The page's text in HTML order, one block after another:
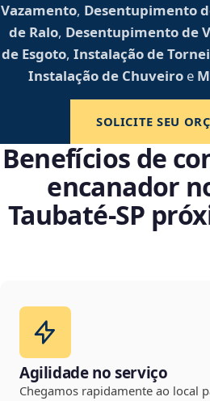
Vazamento, Desentupimento
de Ralo, Desentupimento de
de Esgoto, Instalação de
Instalação de Chuveiroe
SOLICITE SEU
Benefícios de
encanador
Taubaté‑SP
Agilidade no serviço
Chegamos rapidamente ao local